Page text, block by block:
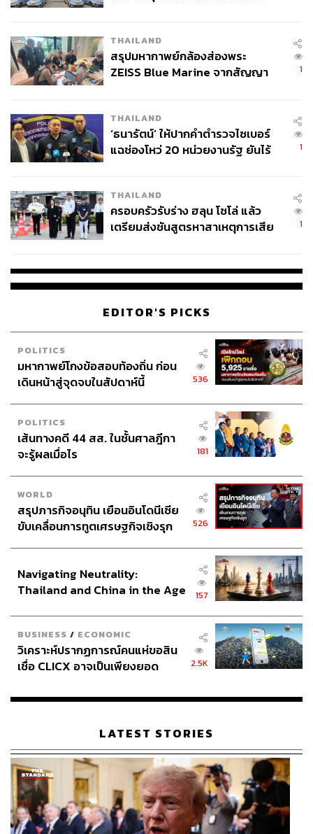
THAILAND
สรุปมหากาพย์กล้องส่องพระ
ZEISS Blue Marine จากสัญญา
จ่ายหนี้-แอบระบุแบรนด์
1
THAILAND
‘ธนารัตน์’ ให้ปากคำตำรวจไซเบอร์
แฉช่องโหว่ 20 หน่วยงานรัฐ ยันไร้
1
THAILAND
ครอบครัวรับร่าง ฮลุน โซโล่ แล้ว
เตรียมส่งชันสูตรหาสาเหตุการเสีย
1
EDITOR'S PICKS
POLITICS
มหากาพย์โกงข้อสอบท้องถิ่น ก่อน
เดินหน้าสู่จุดจบในสัปดาห์นี้
536
POLITICS
เส้นทางคดี 44 สส. ในชั้นศาลฎีกา
จะรู้ผลเมื่อไร
181
WORLD
สรุปภารกิจอนุทิน เยือนอินโดนีเซีย
ขับเคลื่อนการทูตเศรษฐกิจเชิงรุก
526
Navigating Neutrality:
Thailand and China in the Age
157
BUSINESS / ECONOMIC
วิเคราะห์ปรากฏการณ์คนแห่ขอสิน
เชื่อ CLICX อาจเป็นเพียงยอด
เรือนไทยที่ถูกซุกไว้
2.5K
LATEST STORIES